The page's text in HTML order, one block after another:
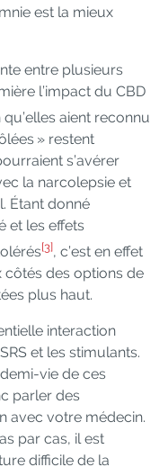
est la mieux
entre plusieurs
l’impact du CBD
qu’elles aient reconnu
» restent
s’avérer
la narcolepsie et
Étant donné
et les effets
[3] , c’est en effet
côtés des options de
plus haut.
interaction
et les stimulants.
vie de ces
parler des
avec votre médecin.
par cas, il est
difficile de la